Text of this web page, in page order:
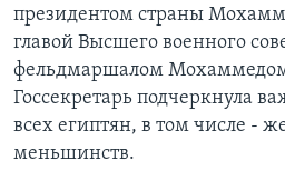
президентом страны
главой Высшего военного
фельдмаршалом
Госсекретарь подчеркнула
всех египтян, в том числе -
меньшинств.